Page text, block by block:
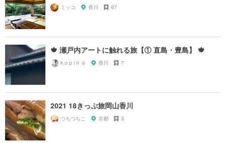
ミッコ 香川 67
🍁 瀬戸内アートに触れる旅【① 直島・豊島】 🍁
k o p i n ☺︎ 香川 7
2021 18きっぷ旅岡山香川
つちつちこ 京都 3